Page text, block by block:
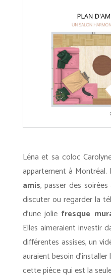
Léna et sa coloc
appartement à Montréal.
amis, passer des
discuter ou regarder la
d’une jolie fresque
Elles aimeraient investir
différentes assises, un
auraient besoin d’installer
cette pièce qui est la